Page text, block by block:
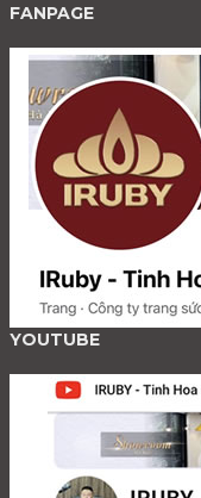
FANPAGE
YOUTUBE